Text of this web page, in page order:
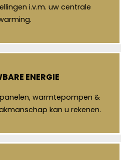
i.v.m. uw centrale
ENERGIE
warmtepompen &
kan u rekenen.